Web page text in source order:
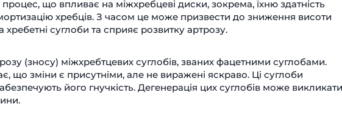
що впливає на міжхребцеві диски, зокрема, їхню здатність
хребців. З часом це може призвести до зниження висоти
суглоби та сприяє розвитку артрозу.
(зносу) міжхребтцевих суглобів, званих фацетними суглобами.
що зміни є присутніми, але не виражені яскраво. Ці суглоби
його гнучкість. Дегенерація цих суглобів може викликати